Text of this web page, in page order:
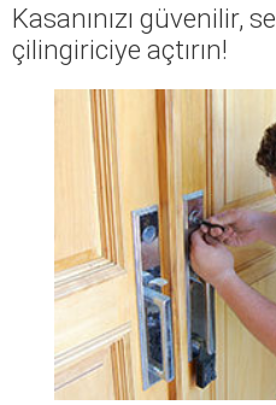
Kasanınızı güvenilir,
çilingiriciye açtırın!